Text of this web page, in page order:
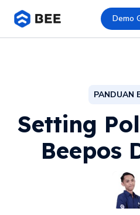
Demo
PANDUAN
Setting
Beepos